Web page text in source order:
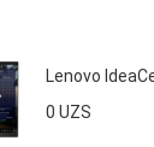
Lenovo
0 UZS